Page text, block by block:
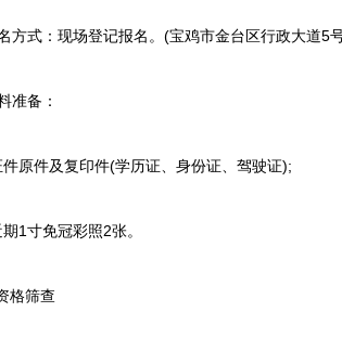
式：现场登记报名。(宝鸡市金台区行政大道5
备：
件及复印件(学历证、身份证、驾驶证);
寸免冠彩照2张。
筛查